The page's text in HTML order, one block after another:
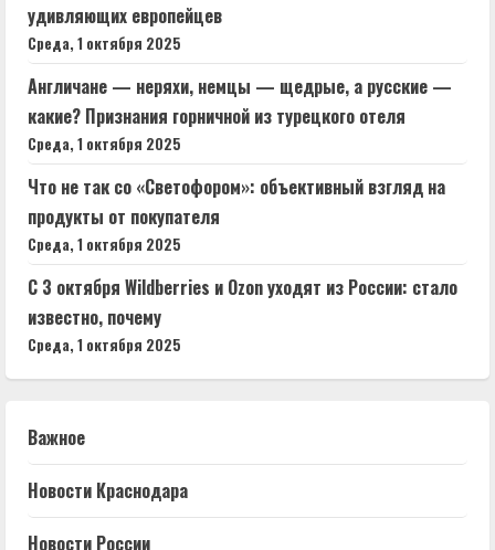
удивляющих европейцев
Среда, 1 октября 2025
Англичане — неряхи, немцы — щедрые, а русские —
какие? Признания горничной из турецкого отеля
Среда, 1 октября 2025
Что не так со «Светофором»: объективный взгляд на
продукты от покупателя
Среда, 1 октября 2025
С 3 октября Wildberries и Ozon уходят из России: стало
известно, почему
Среда, 1 октября 2025
Важное
Новости Краснодара
Новости России